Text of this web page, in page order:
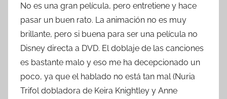
No es una gran película, pero entretiene y hace
pasar un buen rato. La animación no es muy
brillante, pero si buena para ser una película no
Disney directa a DVD. El doblaje de las canciones
es bastante malo y eso me ha decepcionado un
poco, ya que el hablado no está tan mal (Nuria
Trifol dobladora de Keira Knightley y Anne